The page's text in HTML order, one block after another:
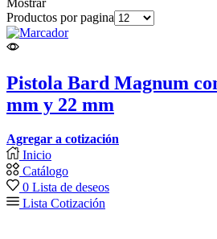
Mostrar
Productos por pagina
Pistola Bard Magnum
mm y 22 mm
Agregar a cotización
Inicio
Catálogo
0 Lista de deseos
Lista Cotización